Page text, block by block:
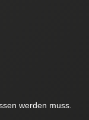
werden muss.